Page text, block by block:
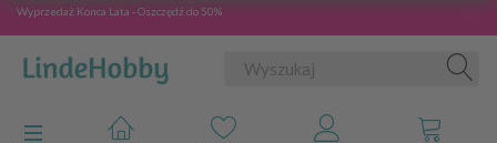
Wyprzedaż Konca Lata - Oszczędź do 50%
Przełącz nawigację